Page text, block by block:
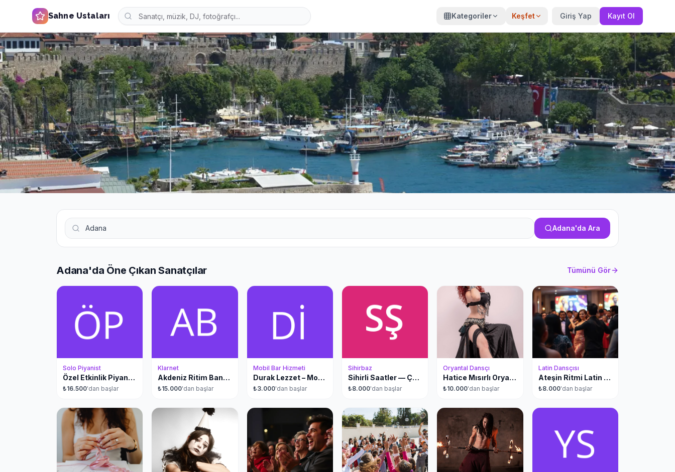
Sahne Ustaları Kategoriler Keşfet Giriş Yap Kayıt Ol
AdanaEtkinlik Hizmetleri
Adana'da etkinlik ve organizasyonlarınız için profesyonel sanatçı ve hizmet sağlayıcılara buradan
ulaşabilirsiniz. Adana, Akdeniz Bölgesi'nde yer alıyor.
Adana'da Ara
Adana'da Öne Çıkan Sanatçılar Tümünü Gör
Solo Piyanist
Özel Etkinlik Piyanisti
₺16.500'dan başlar
Klarnet
Akdeniz Ritim Bandosu
₺15.000'dan başlar
Mobil Bar Hizmeti
Durak Lezzet – Mobil Yemek Standı ve Etkinlik İkramları
₺3.000'dan başlar
Sihirbaz
Sihirli Saatler — Çocuk Şovu
₺8.000'dan başlar
Oryantal Dansçı
Hatice Mısırlı Oryantal Dans
₺10.000'dan başlar
Latin Dansçısı
Ateşin Ritmi Latin Dans Performansları
₺8.000'dan başlar